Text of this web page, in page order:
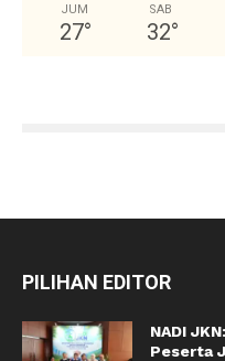
JUM
27°
SAB
32°
PILIHAN EDITOR
NADI
Peserta